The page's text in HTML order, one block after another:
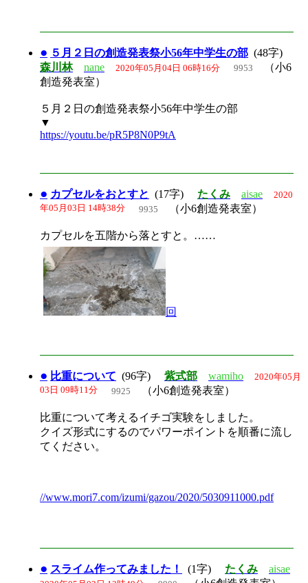
● ５月２日の創造発表祭小56年中学生の部 (48字)
森川林
nane 2020年05月04日 06時16分 9953
（小6
創造発表室）
５月２日の創造発表祭小56年中学生の部
▼
https://youtu.be/pR5P8N0P9tA
● カプセルをおとすと (17字) たくみ aisae 2020
年05月03日 14時38分 9935 （小6創造発表室）
カプセルを五階から落とすと。……
回
● 比重について (96字) 紫式部 wamiho 2020年05月
03日 09時11分 9925 （小6創造発表室）
比重について考えるイチゴ実験をしました。
クイズ形式にするのでパワーポイントを順番に流し
てください。
//www.mori7.com/izumi/gazou/2020/5030911000.pdf
● スライム作ってみました！ (1字) たくみ aisae